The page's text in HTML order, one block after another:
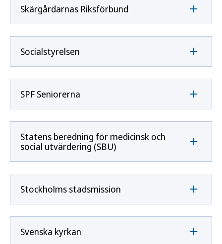
Skärgårdarnas Riksförbund
Socialstyrelsen
SPF Seniorerna
Statens beredning för medicinsk och
social utvärdering (SBU)
Stockholms stadsmission
Svenska kyrkan